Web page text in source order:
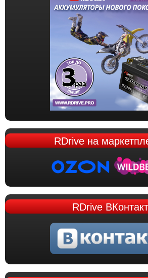
RDriveна
RDrive